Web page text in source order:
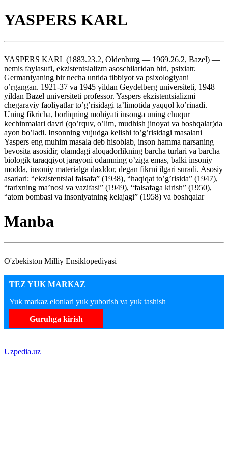
YASPERS KARL
YASPERS KARL (1883.23.2, Oldenburg — 1969.26.2, Bazel) —
nemis faylasufi, ekzistentsializm asoschilaridan biri, psixiatr.
Germaniyaning bir necha untida tibbiyot va psixologiyani
o’rgangan. 1921-37 va 1945 yildan Geydelberg universiteti, 1948
yildan Bazel universiteti professor. Yaspers ekzistentsializmi
chegaraviy faoliyatlar to’g’risidagi ta’limotida yaqqol ko’rinadi.
Uning fikricha, borliqning mohiyati insonga uning chuqur
kechinmalari davri (qo’rquv, o’lim, mudhish jinoyat va boshqalar)da
ayon bo’ladi. Insonning vujudga kelishi to’g’risidagi masalani
Yaspers eng muhim masala deb hisoblab, inson hamma narsaning
bevosita asosidir, olamdagi aloqadorlikning barcha turlari va barcha
biologik taraqqiyot jarayoni odamning o’ziga emas, balki insoniy
modda, insoniy materialga daxldor, degan fikrni ilgari suradi. Asosiy
asarlari: “ekzistentsial falsafa” (1938), “haqiqat to’g’risida” (1947),
“tarixning ma’nosi va vazifasi” (1949), “falsafaga kirish” (1950),
“atom bombasi va insoniyatning kelajagi” (1958) va boshqalar
Manba
O'zbekiston Milliy Ensiklopediyasi
TEZ YUK MARKAZ
Yuk markaz elonlari yuk yuborish va yuk tashish
Guruhga kirish
Uzpedia.uz